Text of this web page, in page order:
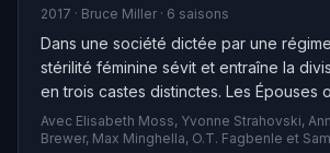
2017 · Bruce Miller · 6 saisons
Dans une société dictée par une
stérilité féminine sévit et entraîne la
en trois castes distinctes. Les Épouses
position dominante au sein du foyer,
Marthas s'occupent de l'entretien de la
Avec Elisabeth Moss, Yvonne Strahovski,
Brewer, Max Minghella, O.T. Fagbenle et